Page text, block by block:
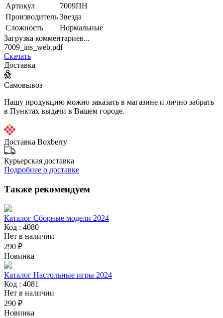
Артикул
7009ПН
Производитель Звезда
Сложность
Нормальные
Загрузка комментариев...
7009_ins_web.pdf
Скачать
Доставка
Самовывоз
Нашу продукцию можно заказать в магазине и лично забрать
в Пунктах выдачи в Вашем городе.
Доставка Boxberry
Курьерская доставка
Подробнее о доставке
Также рекомендуем
Каталог Сборные модели 2024
Код : 4080
Нет в наличии
290 ₽
Новинка
Каталог Настольные игры 2024
Код : 4081
Нет в наличии
290 ₽
Новинка